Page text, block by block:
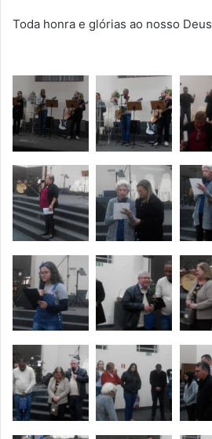
Toda honra e glórias ao nosso Deus